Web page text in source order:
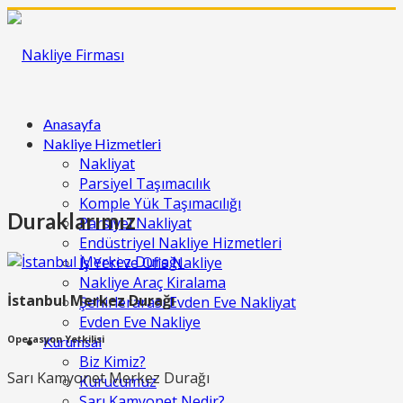
Anasayfa
Nakliye Hizmetleri
Nakliyat
Parsiyel Taşımacılık
Komple Yük Taşımacılığı
Parsiyel Nakliyat
Endüstriyel Nakliye Hizmetleri
İş Yeri ve Ofis Nakliye
Nakliye Araç Kiralama
Şehirlerarası Evden Eve Nakliyat
Evden Eve Nakliye
Kurumsal
Biz Kimiz?
Kurucumuz
Duraklarımız
İstanbul Merkez Durağı
Operasyon Yetkilisi
Sarı Kamyonet Merkez Durağı